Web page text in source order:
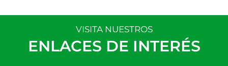
VISITA NUESTROS
ENLACES DE INTERÉS